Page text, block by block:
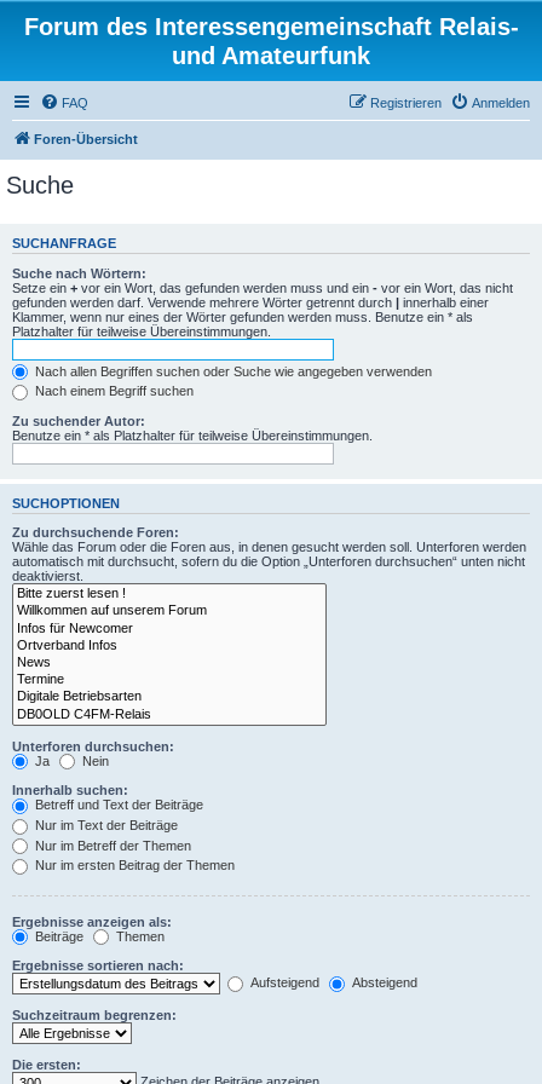
Forum des Interessengemeinschaft Relais-
und Amateurfunk
FAQ Anmelden
Registrieren
Foren-Übersicht
Suche
SUCHANFRAGE
Suche nach Wörtern:
Setze ein + vor ein Wort, das gefunden werden muss und ein - vor ein Wort, das nicht
gefunden werden darf. Verwende mehrere Wörter getrennt durch | innerhalb einer
Klammer, wenn nur eines der Wörter gefunden werden muss. Benutze ein * als
Platzhalter für teilweise Übereinstimmungen.
Nach allen Begriffen suchen oder Suche wie angegeben verwenden
Nach einem Begriff suchen
Zu suchender Autor:
Benutze ein * als Platzhalter für teilweise Übereinstimmungen.
SUCHOPTIONEN
Zu durchsuchende Foren:
Wähle das Forum oder die Foren aus, in denen gesucht werden soll. Unterforen werden
automatisch mit durchsucht, sofern du die Option „Unterforen durchsuchen“ unten nicht
deaktivierst.
Unterforen durchsuchen:
Ja
Nein
Innerhalb suchen:
Betreff und Text der Beiträge
Nur im Text der Beiträge
Nur im Betreff der Themen
Nur im ersten Beitrag der Themen
Ergebnisse anzeigen als:
Beiträge
Themen
Ergebnisse sortieren nach:
Aufsteigend
Absteigend
Suchzeitraum begrenzen:
Die ersten: